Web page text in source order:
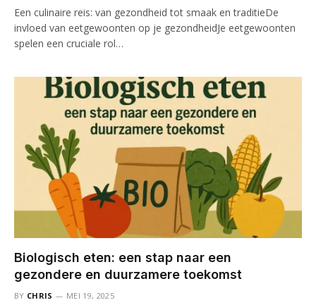
Een culinaire reis: van gezondheid tot smaak en traditieDe
invloed van eetgewoonten op je gezondheidJe eetgewoonten
spelen een cruciale rol…
Biologisch eten: een stap naar een
gezondere en duurzamere toekomst
BY CHRIS MEI 19, 2025